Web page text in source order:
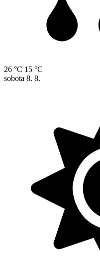
26 °C 15 °C
sobota 8. 8.